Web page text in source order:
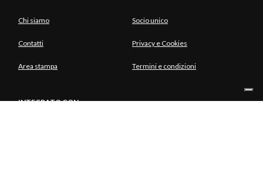
Chi siamo Socio unico
Contatti Privacy e Cookies
Area stampa Termini e condizioni
INTEGRATO CON